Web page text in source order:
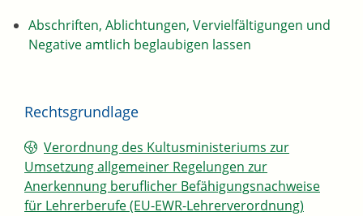
Abschriften, Ablichtungen, Vervielfältigungen und
Negative amtlich beglaubigen lassen
Rechtsgrundlage
Verordnung des Kultusministeriums zur
Umsetzung allgemeiner Regelungen zur
Anerkennung beruflicher Befähigungsnachweise
für Lehrerberufe (EU-EWR-Lehrerverordnung)